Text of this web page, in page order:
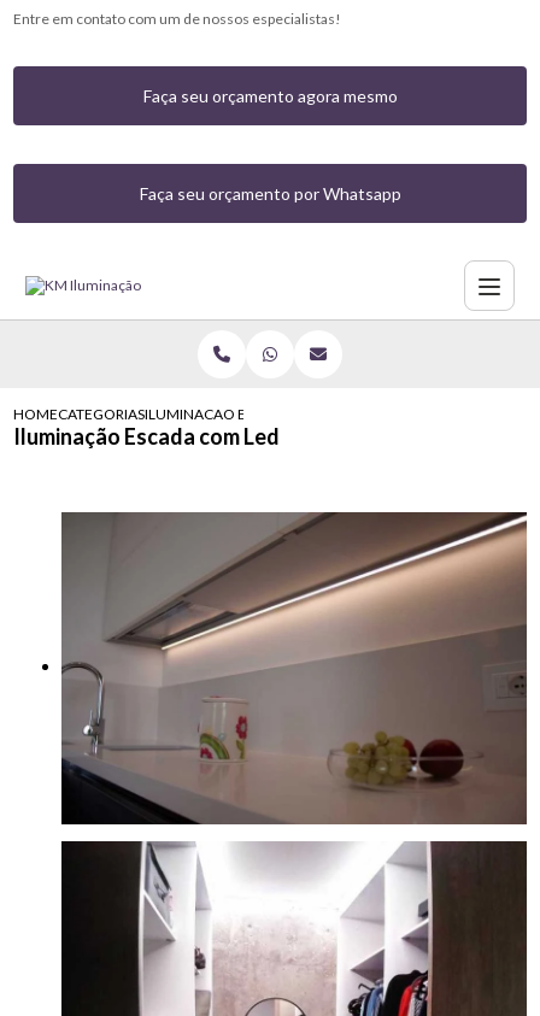
Entre em contato com um de nossos especialistas!
Faça seu orçamento agora mesmo
Faça seu orçamento por Whatsapp
HOMECATEGORIASILUMINACAO ESCADA COM LED
Iluminação Escada com Led